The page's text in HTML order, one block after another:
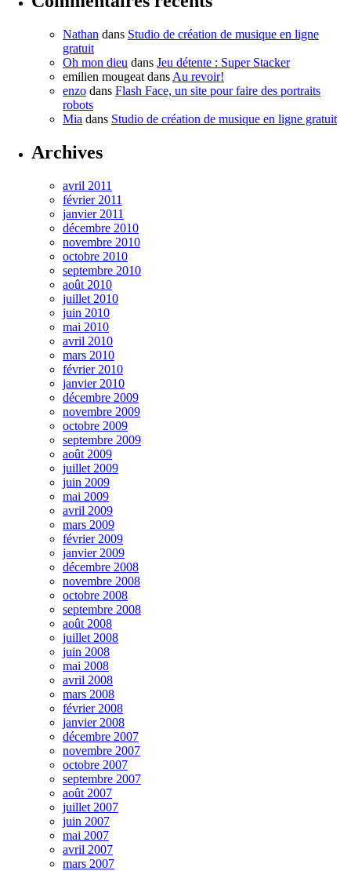
Nathan dans Studio de création de musique en ligne
gratuit
Oh mon dieu dans Jeu détente : Super Stacker
emilien mougeat dans Au revoir!
enzo dans Flash Face, un site pour faire des portraits
robots
Mia dans Studio de création de musique en ligne gratuit
Archives
avril 2011
février 2011
janvier 2011
décembre 2010
novembre 2010
octobre 2010
septembre 2010
août 2010
juillet 2010
juin 2010
mai 2010
avril 2010
mars 2010
février 2010
janvier 2010
décembre 2009
novembre 2009
octobre 2009
septembre 2009
août 2009
juillet 2009
juin 2009
mai 2009
avril 2009
mars 2009
février 2009
janvier 2009
décembre 2008
novembre 2008
octobre 2008
septembre 2008
août 2008
juillet 2008
juin 2008
mai 2008
avril 2008
mars 2008
février 2008
janvier 2008
décembre 2007
novembre 2007
octobre 2007
septembre 2007
août 2007
juillet 2007
juin 2007
mai 2007
avril 2007
mars 2007